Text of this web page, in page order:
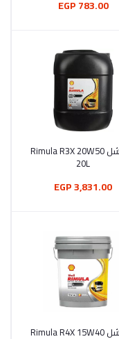
783.00 EGP
أضف إلى السلة
زيت شل Rimula R3X 20W50
20L
3,831.00 EGP
أضف إلى السلة
زيت شل Rimula R4X 15W40